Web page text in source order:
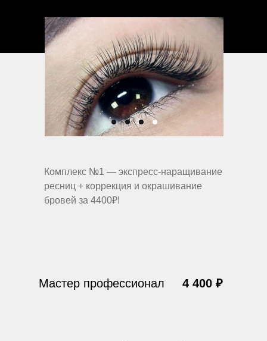
Комплекс №1 — экспресс-наращивание
ресниц + коррекция и окрашивание
бровей за 4400₽!
Мастер профессионал 4 400 ₽